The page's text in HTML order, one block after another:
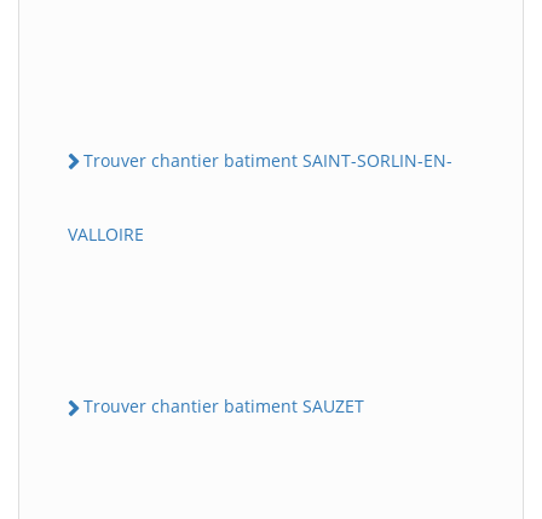
Trouver chantier batiment SAINT-SORLIN-EN-
VALLOIRE
Trouver chantier batiment SAUZET